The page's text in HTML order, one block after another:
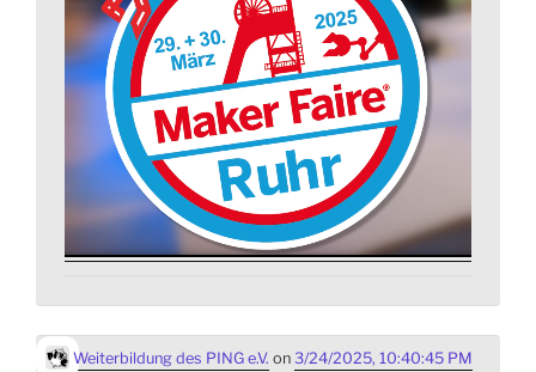
Weiterbildung des PING e.V. on 3/24/2025, 10:40:45 PM